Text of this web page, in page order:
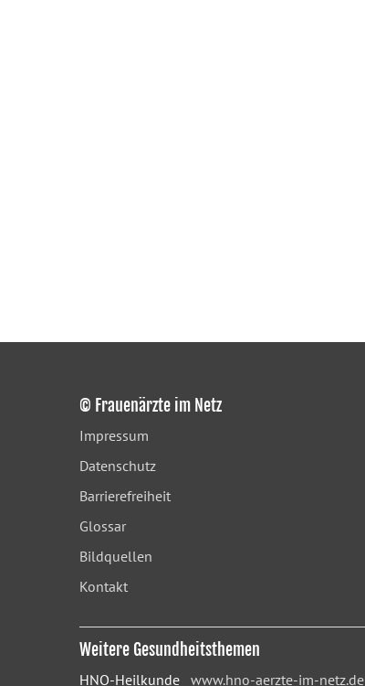
© Frauenärzte im Netz
Impressum
Datenschutz
Barrierefreiheit
Glossar
Bildquellen
Kontakt
Weitere Gesundheitsthemen
HNO-Heilkunde www.hno-aerzte-im-netz.de